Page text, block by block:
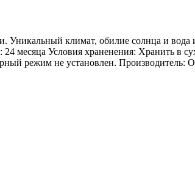
Уникальный климат, обилие солнца и
месяца Условия храненения: Хранить в
режим не установлен.